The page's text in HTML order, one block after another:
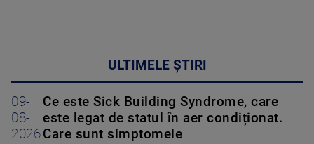
ULTIMELE ȘTIRI
09-
08-
2026
Ce este Sick Building Syndrome, care
este legat de statul în aer condiționat.
Care sunt simptomele